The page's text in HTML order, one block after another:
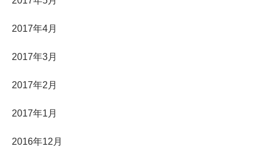
2017年4月
2017年3月
2017年2月
2017年1月
2016年12月